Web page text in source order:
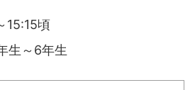
15:15頃
生～6年生